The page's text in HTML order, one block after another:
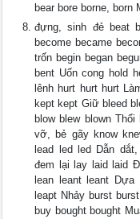
bear bore borne, born
đựng, sinh đẻ beat
become became
trốn begin began
bent Uốn cong hold
lênh hurt hurt hurt
kept kept Giữ bleed
blow blew blown
vỡ, bẻ gãy know
lead led led Dẫn
đem lại lay laid laid
lean leant leant
leapt Nhảy burst
buy bought bought